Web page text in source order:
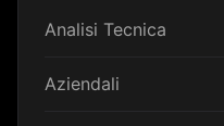
Analisi Tecnica
Aziendali